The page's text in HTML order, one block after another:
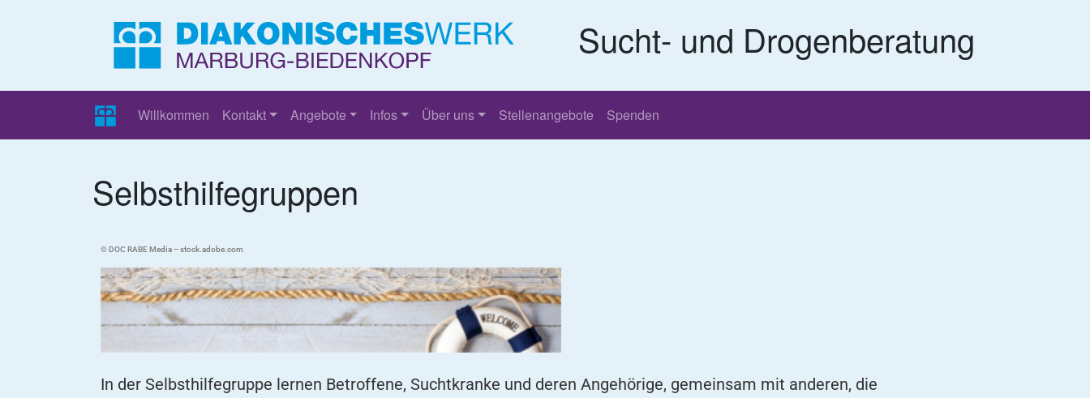
Sucht- und Drogenberatung
Willkommen Kontakt Angebote Infos Über uns Stellenangebote Spenden
Selbsthilfegruppen
© DOC RABE Media – stock.adobe.com
In der Selbsthilfegruppe lernen Betroffene, Suchtkranke und deren Angehörige, gemeinsam mit anderen, die